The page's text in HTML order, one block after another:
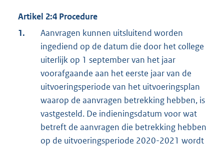
Artikel 2:4 Procedure
1.
Aanvragen kunnen uitsluitend worden
ingediend op de datum die door het college
uiterlijk op 1 september van het jaar
voorafgaande aan het eerste jaar van de
uitvoeringsperiode van het uitvoeringsplan
waarop de aanvragen betrekking hebben, is
vastgesteld. De indieningsdatum voor wat
betreft de aanvragen die betrekking hebben
op de uitvoeringsperiode 2020-2021 wordt